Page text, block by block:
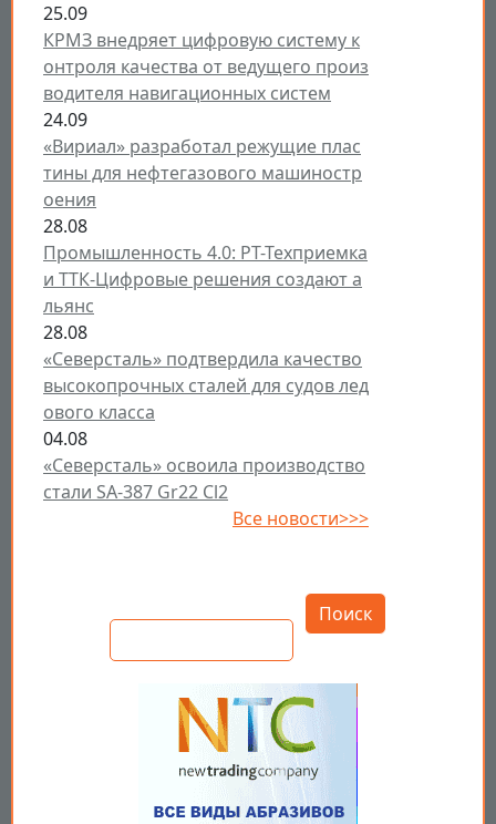
25.09
КРМЗ внедряет цифровую систему к
онтроля качества от ведущего произ
водителя навигационных систем
24.09
«Вириал» разработал режущие плас
тины для нефтегазового машиностр
оения
28.08
Промышленность 4.0: РТ-Техприемка
и ТТК-Цифровые решения создают а
льянс
28.08
«Северсталь» подтвердила качество
высокопрочных сталей для судов лед
ового класса
04.08
«Северсталь» освоила производство
стали SA-387 Gr22 Cl2
Все новости>>>